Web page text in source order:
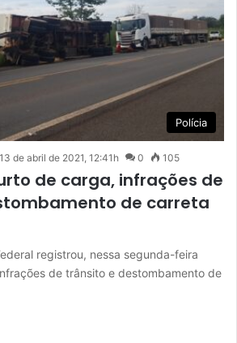
Polícia
13 de abril de 2021, 12:41h 0 105
de carga, infrações de
de carreta
registrou, nessa segunda-feira
de trânsito e destombamento de